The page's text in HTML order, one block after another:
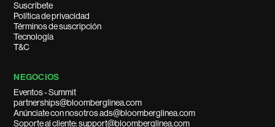
Suscríbete
Política de privacidad
Términos de suscripción
Tecnología
T&C
NEGOCIOS
Eventos - Summit
partnerships@bloomberglinea.com
Anúnciate con nosotros ads@bloomberglinea.com
Soporte al cliente: support@bloomberglinea.com